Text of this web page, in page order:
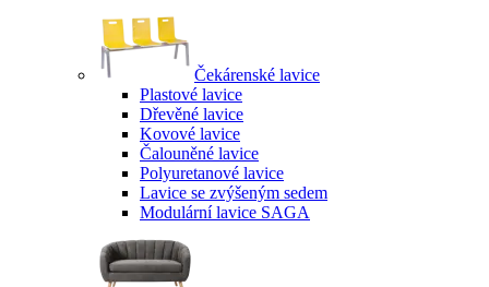
Čekárenské lavice
Plastové lavice
Dřevěné lavice
Kovové lavice
Čalouněné lavice
Polyuretanové lavice
Lavice se zvýšeným sedem
Modulární lavice SAGA